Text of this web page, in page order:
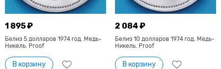
1 895 ₽
Белиз 5 долларов 1974 год. Медь-
Никель. Proof
В корзину
2 084 ₽
Белиз 10 долларов 1974 год. Медь-
Никель. Proof
В корзину